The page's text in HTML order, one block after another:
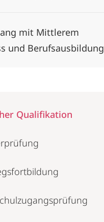
mit Mittlerem
und Berufsausbildung
Qualifikation